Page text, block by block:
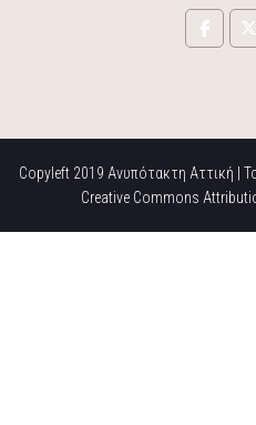
Copyleft 2019 Ανυπότακτη Αττική |
Creative Commons